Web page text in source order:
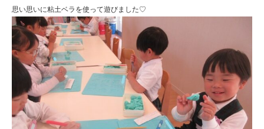
思い思いに粘土ベラを使って遊びました♡